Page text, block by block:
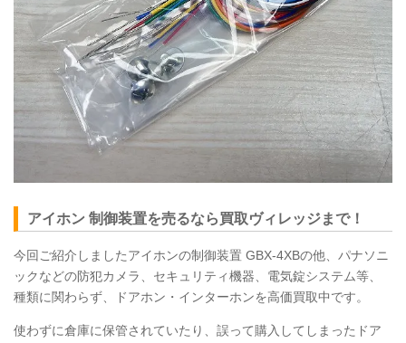
アイホン 制御装置を売るなら買取ヴィレッジまで！
今回ご紹介しましたアイホンの制御装置 GBX-4XBの他、パナソニ
ックなどの防犯カメラ、セキュリティ機器、電気錠システム等、
種類に関わらず、ドアホン・インターホンを高価買取中です。
使わずに倉庫に保管されていたり、誤って購入してしまったドア